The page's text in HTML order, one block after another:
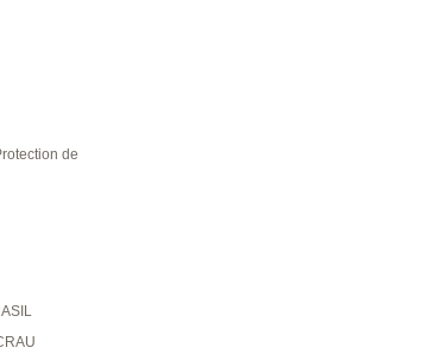
de